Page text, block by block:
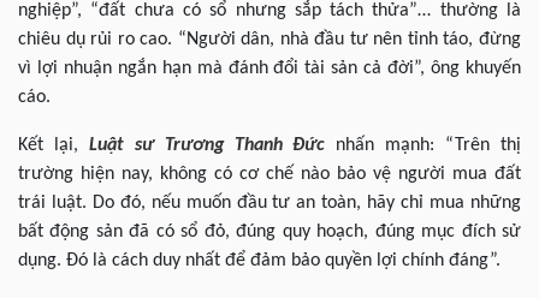
nghiệp”, “đất chưa có sổ nhưng sắp tách thửa”… thường là
chiêu dụ rủi ro cao. “Người dân, nhà đầu tư nên tỉnh táo, đừng
vì lợi nhuận ngắn hạn mà đánh đổi tài sản cả đời”, ông khuyến
cáo.
Kết lại, Luật sư Trương Thanh Đức nhấn mạnh: “Trên thị
trường hiện nay, không có cơ chế nào bảo vệ người mua đất
trái luật. Do đó, nếu muốn đầu tư an toàn, hãy chỉ mua những
bất động sản đã có sổ đỏ, đúng quy hoạch, đúng mục đích sử
dụng. Đó là cách duy nhất để đảm bảo quyền lợi chính đáng”.